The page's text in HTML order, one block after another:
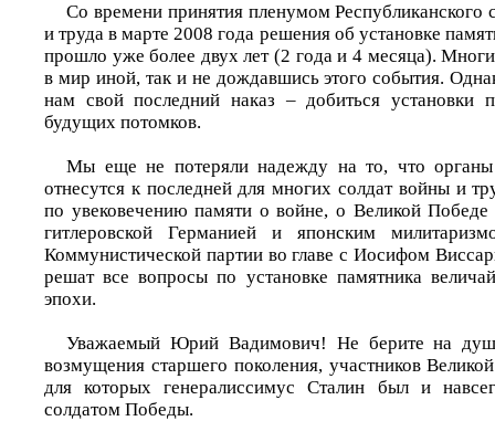
Со времени принятия пленумом Республиканского
и труда в марте 2008 года решения об установке
прошло уже более двух лет (2 года и 4 месяца).
в мир иной, так и не дождавшись этого события.
нам свой последний наказ – добиться установки
будущих потомков.
Мы еще не потеряли надежду на то, что
отнесутся к последней для многих солдат войны и
по увековечению памяти о войне, о Великой Победе
гитлеровской Германией и японским
Коммунистической партии во главе с Иосифом
решат все вопросы по установке памятника
эпохи.
Уважаемый Юрий Вадимович! Не берите на
возмущения старшего поколения, участников
для которых генералиссимус Сталин был и
солдатом Победы.